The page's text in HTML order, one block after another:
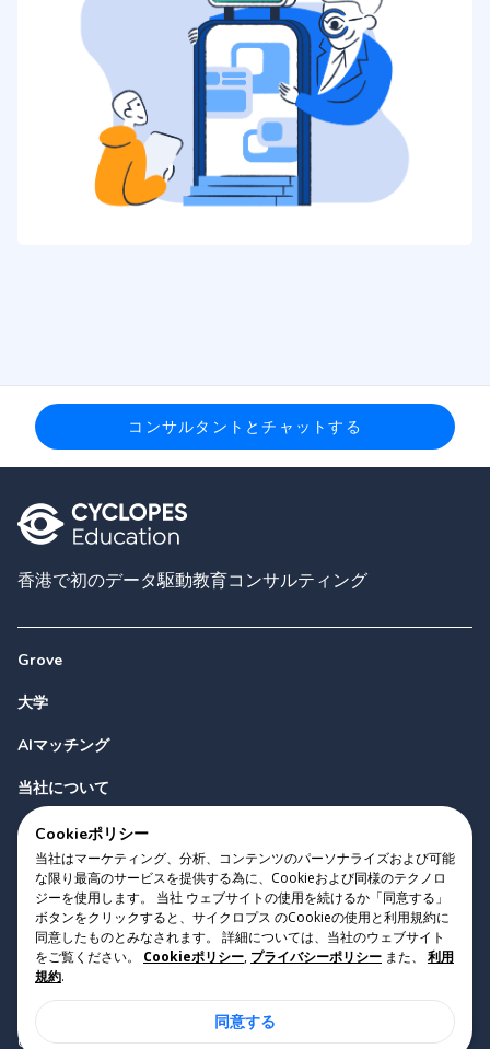
コンサルタントとチャットする
香港で初のデータ駆動教育コンサルティング
Grove
大学
AIマッチング
当社について
お問い合わせ
Copyright 2023 Cyclopes® • v0.31.0
Cookieポリシー • プライバシーポリシー • 利用規約
Suite 2807, 28/F, Tower 2, Times Square, 1 Matheson Street,
Causeway Bay, Hong Kong
Cookieポリシー
当社はマーケティング、分析、コンテンツのパーソナライズおよび可能
な限り最高のサービスを提供する為に、Cookieおよび同様のテクノロ
ジーを使用します。 当社 ウェブサイトの使用を続けるか「同意する」
ボタンをクリックすると、サイクロプス のCookieの使用と利用規約に
同意したものとみなされます。 詳細については、当社のウェブサイト
をご覧ください。
Cookieポリシー, プライバシーポリシー また、
利用
規約.
同意する